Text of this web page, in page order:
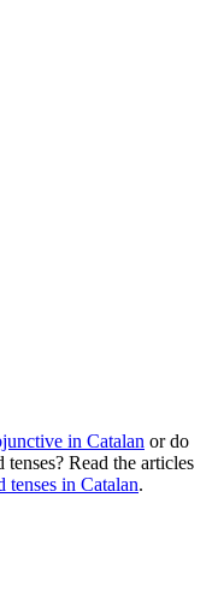
in Catalan or do
Read the articles
tenses in Catalan.